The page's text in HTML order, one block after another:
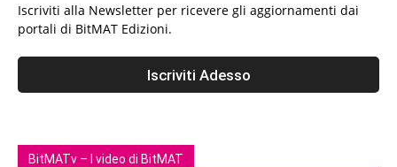
Iscriviti alla Newsletter per ricevere gli aggiornamenti dai
portali di BitMAT Edizioni.
BitMATv – I video di BitMAT